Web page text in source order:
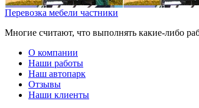
Перевозка мебели частники
Многие считают, что выполнять какие-либо
О компании
Наши работы
Наш автопарк
Отзывы
Наши клиенты